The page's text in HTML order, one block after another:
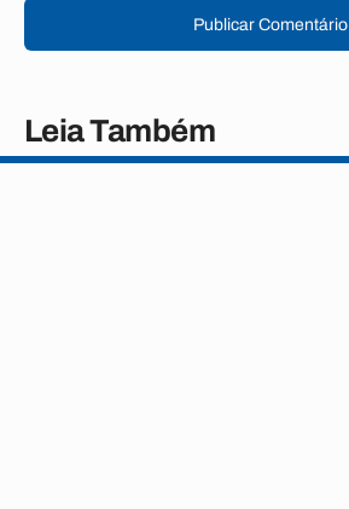
Publicar Comentário
Leia Também